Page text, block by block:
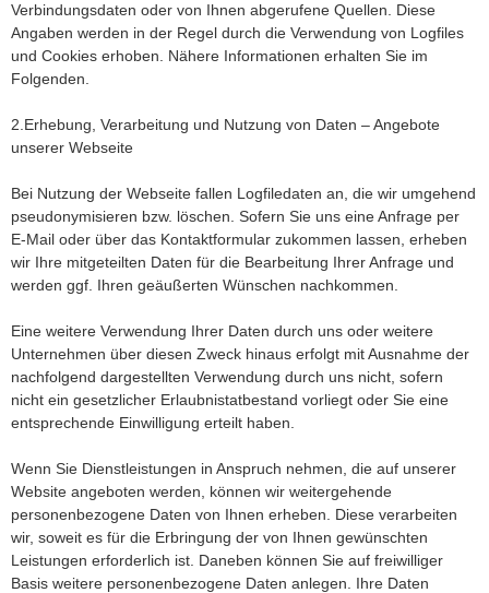
Verbindungsdaten oder von Ihnen abgerufene Quellen. Diese
Angaben werden in der Regel durch die Verwendung von Logfiles
und Cookies erhoben. Nähere Informationen erhalten Sie im
Folgenden.
2.Erhebung, Verarbeitung und Nutzung von Daten – Angebote
unserer Webseite
Bei Nutzung der Webseite fallen Logfiledaten an, die wir umgehend
pseudonymisieren bzw. löschen. Sofern Sie uns eine Anfrage per
E-Mail oder über das Kontaktformular zukommen lassen, erheben
wir Ihre mitgeteilten Daten für die Bearbeitung Ihrer Anfrage und
werden ggf. Ihren geäußerten Wünschen nachkommen.
Eine weitere Verwendung Ihrer Daten durch uns oder weitere
Unternehmen über diesen Zweck hinaus erfolgt mit Ausnahme der
nachfolgend dargestellten Verwendung durch uns nicht, sofern
nicht ein gesetzlicher Erlaubnistatbestand vorliegt oder Sie eine
entsprechende Einwilligung erteilt haben.
Wenn Sie Dienstleistungen in Anspruch nehmen, die auf unserer
Website angeboten werden, können wir weitergehende
personenbezogene Daten von Ihnen erheben. Diese verarbeiten
wir, soweit es für die Erbringung der von Ihnen gewünschten
Leistungen erforderlich ist. Daneben können Sie auf freiwilliger
Basis weitere personenbezogene Daten anlegen. Ihre Daten